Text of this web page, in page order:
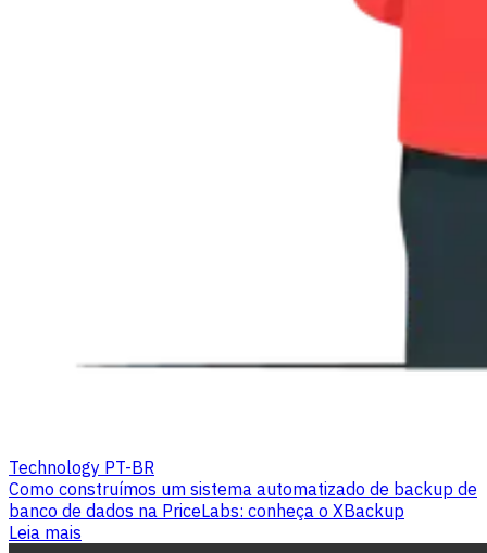
Technology PT-BR
Como construímos um sistema automatizado de backup de
banco de dados na PriceLabs: conheça o XBackup
Leia mais